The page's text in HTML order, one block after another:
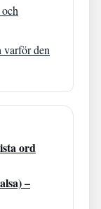
varför den
ord
–